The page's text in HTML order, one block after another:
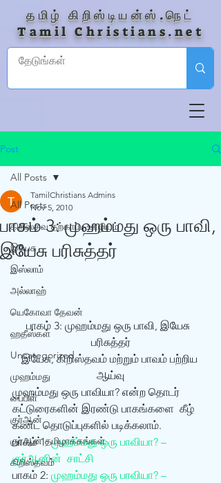
தமிழ் கிறிஸ்டியன்ஸ்.நெட்
Tamil Christians.net
Post
All Posts
கிறிஸ்தவ தற்காப்பு ஊழியம்
இயேசு
இஸ்லாம்
அல்லாஹ்
யெகோவா தேவன்
ஹதீஸ்கள்
Uncategorized
முஹம்மது
பைபிள்
குர்‍ஆன்
குர்‍ஆன் தமிழாக்கங்கள்
கிறிஸ்தவம்
All Posts
பாகம் 3: முஹம்மது ஒரு பாவி,
இயேசு பரிசுத்தர்
TamilChristians Admins
Nov 5, 2010
பாகம் 3: முஹம்மது ஒரு பாவி, இயேசு
பரிசுத்தர்
இயேசு, கிறிஸ்தவம் மற்றும் பாவம் பற்றிய
ஆய்வு
முஹம்மது ஒரு பாவியா? என்ற தொடர்
கட்டுரைகளின் இரண்டு பாகங்களை  கீழ்
கண்ட தொடுப்புகளில் படிக்கலாம்.
பாகம் 1: முஹம்மது ஒரு பாவியா? –
குர்‍ஆனின்  சாட்சி
பாகம் 2: முஹம்மது ஒரு பாவியா? –